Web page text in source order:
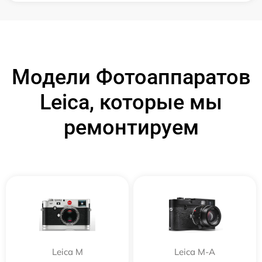
Модели Фотоаппаратов
Leica, которые мы
ремонтируем
Leica M Leica M-A